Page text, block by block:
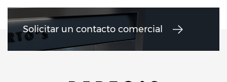
Solicitar un contacto comercial